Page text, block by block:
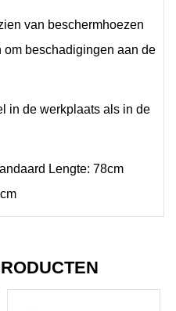
van beschermhoezen
om beschadigingen aan de
in de werkplaats als in de
Lengte: 78cm